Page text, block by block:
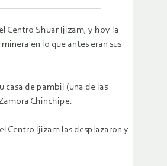
Centro Shuar Ijizam, y hoy la
en lo que antes eran sus
casa de pambil (una de las
Chinchipe.
Centro Ijizam las desplazaron y